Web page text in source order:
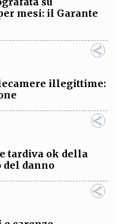
mesi: il Garante
illegittime:
tardiva ok della
del danno